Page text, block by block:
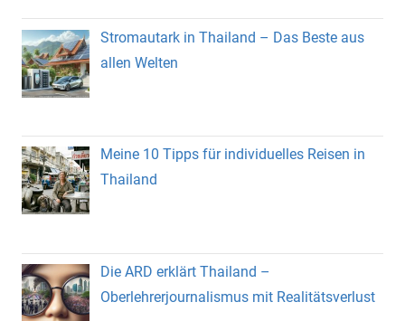
Stromautark in Thailand – Das Beste aus
allen Welten
Meine 10 Tipps für individuelles Reisen in
Thailand
Die ARD erklärt Thailand –
Oberlehrerjournalismus mit Realitätsverlust